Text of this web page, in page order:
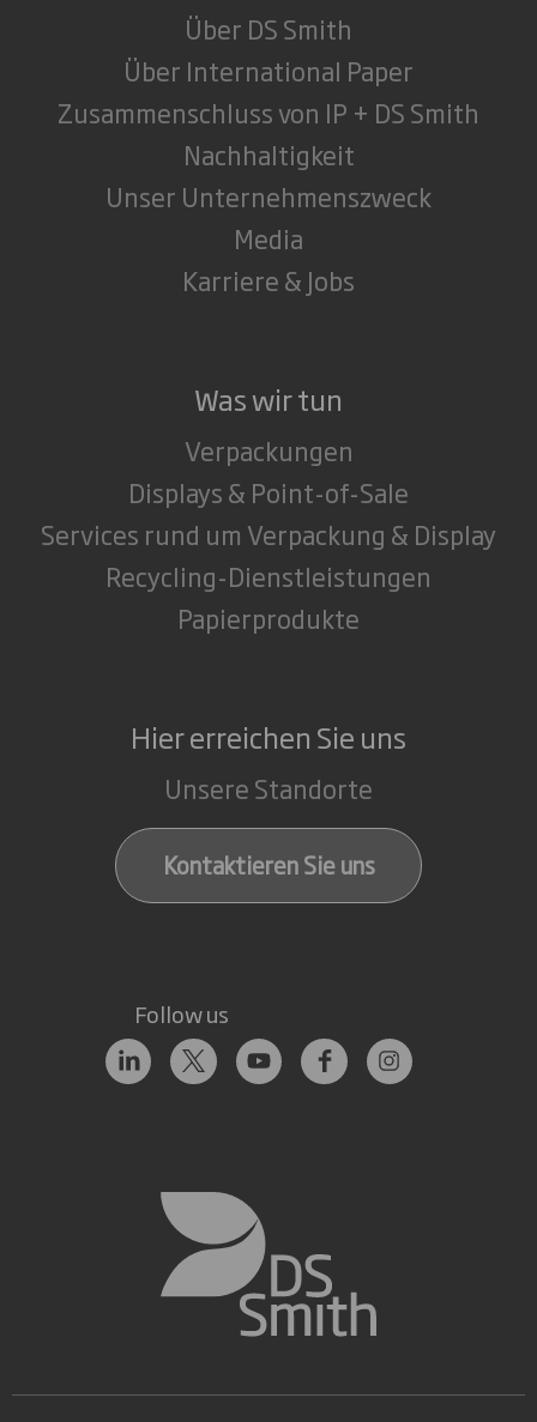
Über DS Smith
Über International Paper
Zusammenschluss von IP + DS Smith
Nachhaltigkeit
Unser Unternehmenszweck
Media
Karriere & Jobs
Was wir tun
Verpackungen
Displays & Point-of-Sale
Services rund um Verpackung & Display
Recycling-Dienstleistungen
Papierprodukte
Hier erreichen Sie uns
Unsere Standorte
Kontaktieren Sie uns
Follow us